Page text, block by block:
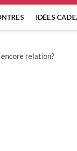
IDÉES
relation?